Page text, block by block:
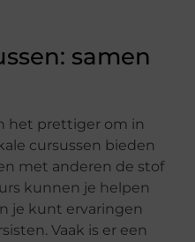
samen
het prettiger om in
cursussen bieden
met anderen de stof
kunnen je helpen
je kunt ervaringen
Vaak is er een